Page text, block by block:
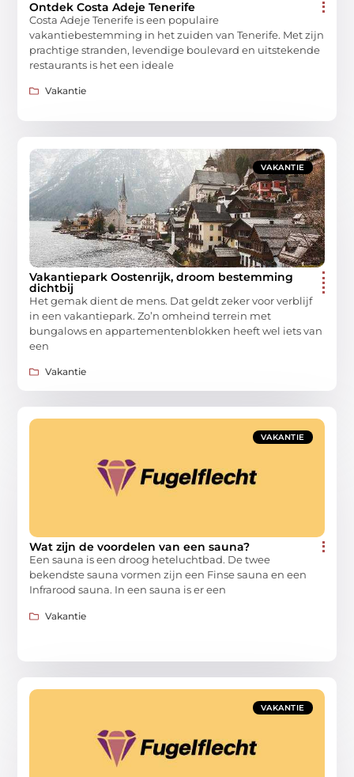
Ontdek Costa Adeje Tenerife
Costa Adeje Tenerife is een populaire
vakantiebestemming in het zuiden van Tenerife. Met zijn
prachtige stranden, levendige boulevard en uitstekende
restaurants is het een ideale
Vakantie
VAKANTIE
Vakantiepark Oostenrijk, droom bestemming
dichtbij
Het gemak dient de mens. Dat geldt zeker voor verblijf
in een vakantiepark. Zo’n omheind terrein met
bungalows en appartementenblokken heeft wel iets van
een
Vakantie
VAKANTIE
Wat zijn de voordelen van een sauna?
Een sauna is een droog heteluchtbad. De twee
bekendste sauna vormen zijn een Finse sauna en een
Infrarood sauna. In een sauna is er een
Vakantie
VAKANTIE